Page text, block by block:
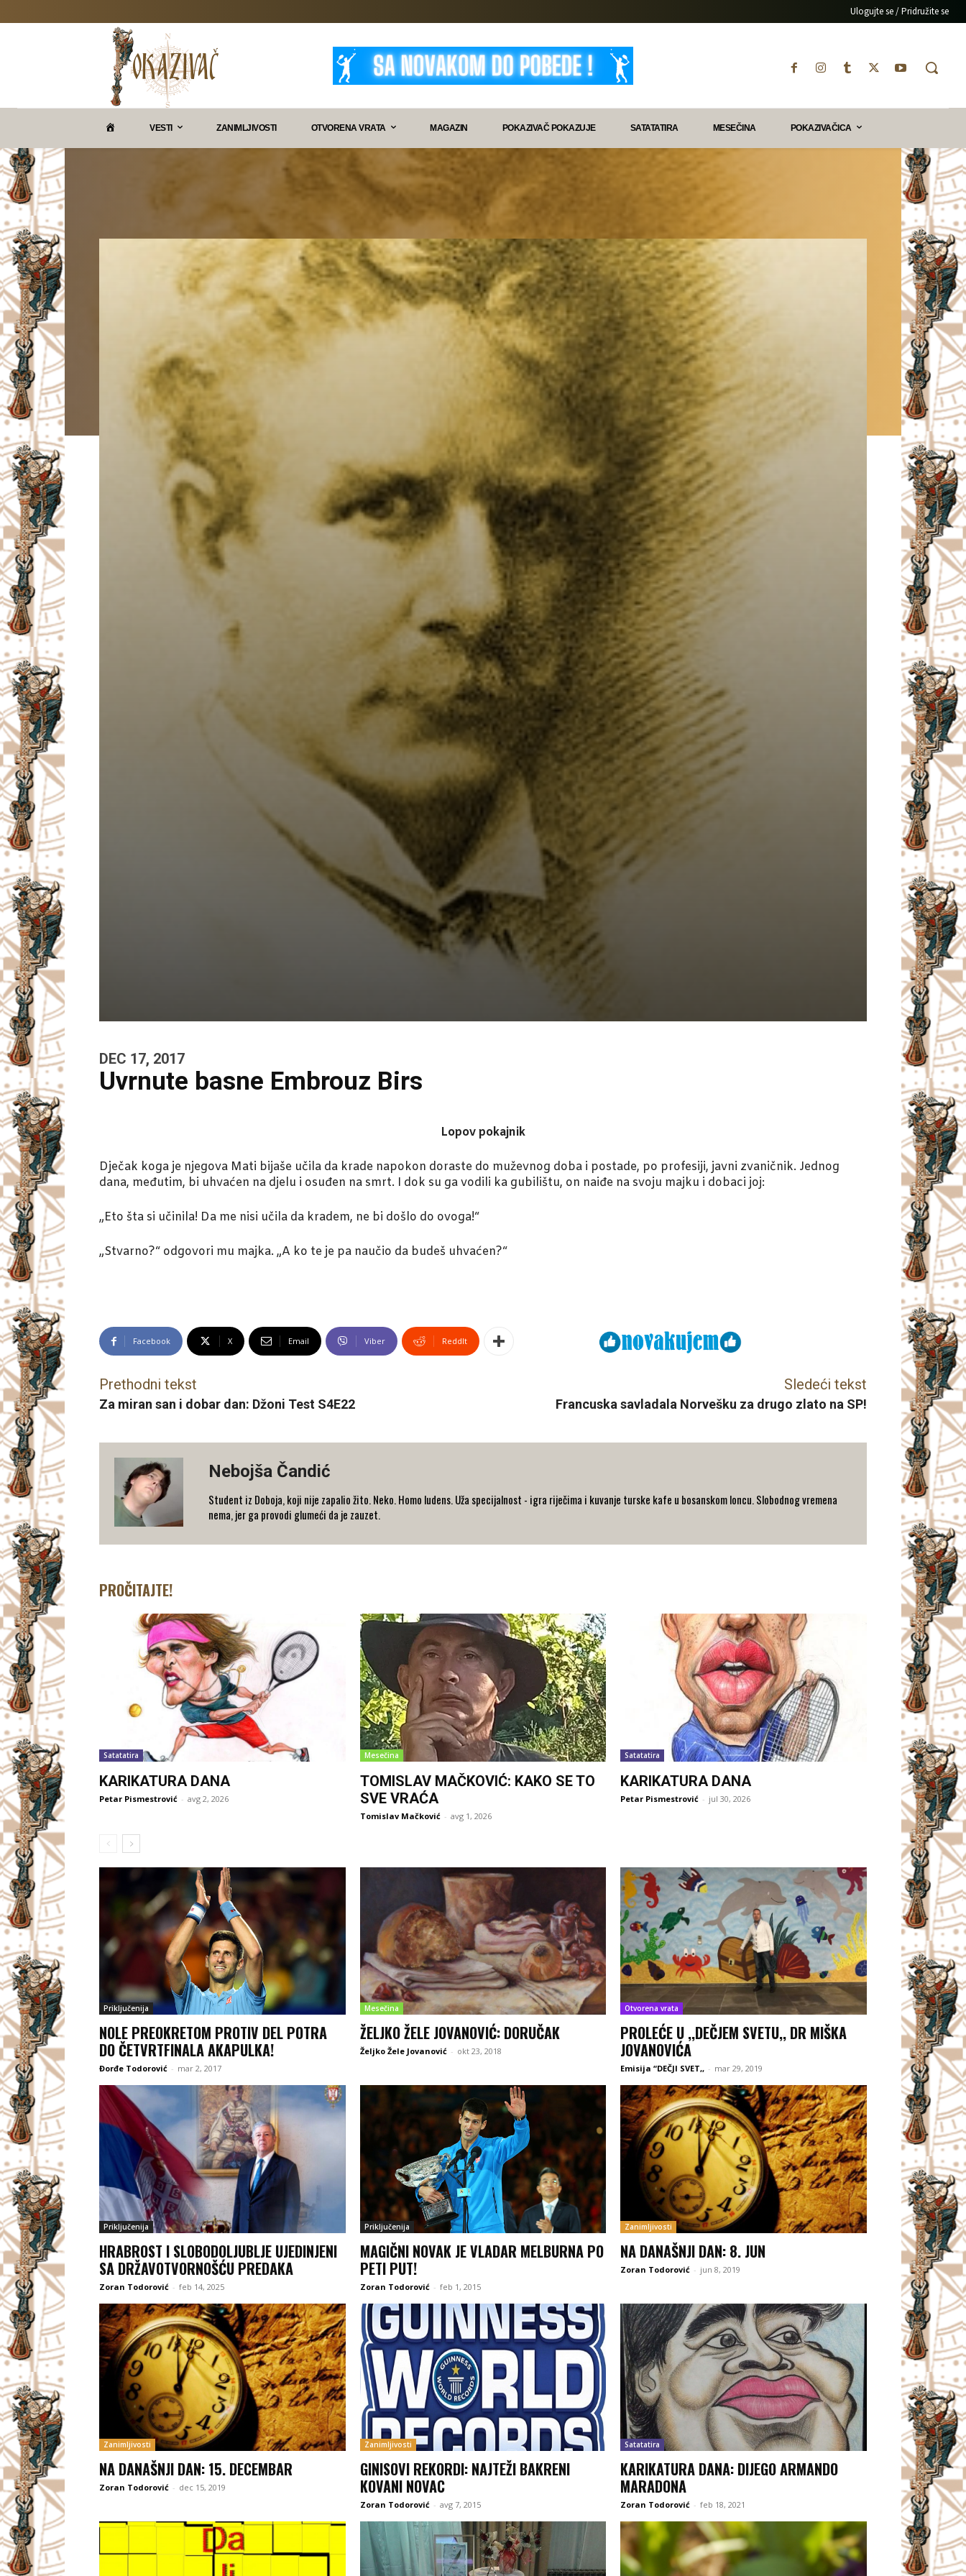
Ulogujte se / Pridružite se
VESTI ZANIMLJIVOSTI OTVORENA VRATA MAGAZIN POKAZIVAČ POKAZUJE SATATATIRA MESEČINA POKAZIVAČICA
DEC 17, 2017
Uvrnute basne Embrouz Birs
Lopov pokajnik
Dječak koga je njegova Mati bijaše učila da krade napokon doraste do muževnog doba i postade, po profesiji, javni zvaničnik. Jednog
dana, međutim, bi uhvaćen na djelu i osuđen na smrt. I dok su ga vodili ka gubilištu, on naiđe na svoju majku i dobaci joj:
„Eto šta si učinila! Da me nisi učila da kradem, ne bi došlo do ovoga!“
„Stvarno?“ odgovori mu majka. „A ko te je pa naučio da budeš uhvaćen?“
Facebook X Email Viber ReddIt
Prethodni tekst
Za miran san i dobar dan: Džoni Test S4E22
Sledeći tekst
Francuska savladala Norvešku za drugo zlato na SP!
Nebojša Čandić
Student iz Doboja, koji nije zapalio žito. Neko. Homo ludens. Uža specijalnost - igra riječima i kuvanje turske kafe u bosanskom loncu. Slobodnog vremena
nema, jer ga provodi glumeći da je zauzet.
PROČITAJTE!
Satatatira
KARIKATURA DANA
Petar Pismestrović - avg 2, 2026
Mesečina
TOMISLAV MAČKOVIĆ: KAKO SE TO
SVE VRAĆA
Tomislav Mačković - avg 1, 2026
Satatatira
KARIKATURA DANA
Petar Pismestrović - jul 30, 2026
Priključenija
NOLE PREOKRETOM PROTIV DEL POTRA
DO ČETVRTFINALA AKAPULKA!
Đorđe Todorović - mar 2, 2017
Mesečina
ŽELJKO ŽELE JOVANOVIĆ: DORUČAK
Željko Žele Jovanović - okt 23, 2018
Otvorena vrata
PROLEĆE U ,,DEČJEM SVETU,, DR MIŠKA
JOVANOVIĆA
Emisija “DEČJI SVET,, - mar 29, 2019
Priključenija
HRABROST I SLOBODOLJUBLJE UJEDINJENI
SA DRŽAVOTVORNOŠĆU PREDAKA
Zoran Todorović - feb 14, 2025
Priključenija
MAGIČNI NOVAK JE VLADAR MELBURNA PO
PETI PUT!
Zoran Todorović - feb 1, 2015
Zanimljivosti
NA DANAŠNJI DAN: 8. JUN
Zoran Todorović - jun 8, 2019
Zanimljivosti
NA DANAŠNJI DAN: 15. DECEMBAR
Zoran Todorović - dec 15, 2019
Zanimljivosti
GINISOVI REKORDI: NAJTEŽI BAKRENI
KOVANI NOVAC
Zoran Todorović - avg 7, 2015
Satatatira
KARIKATURA DANA: DIJEGO ARMANDO
MARADONA
Zoran Todorović - feb 18, 2021